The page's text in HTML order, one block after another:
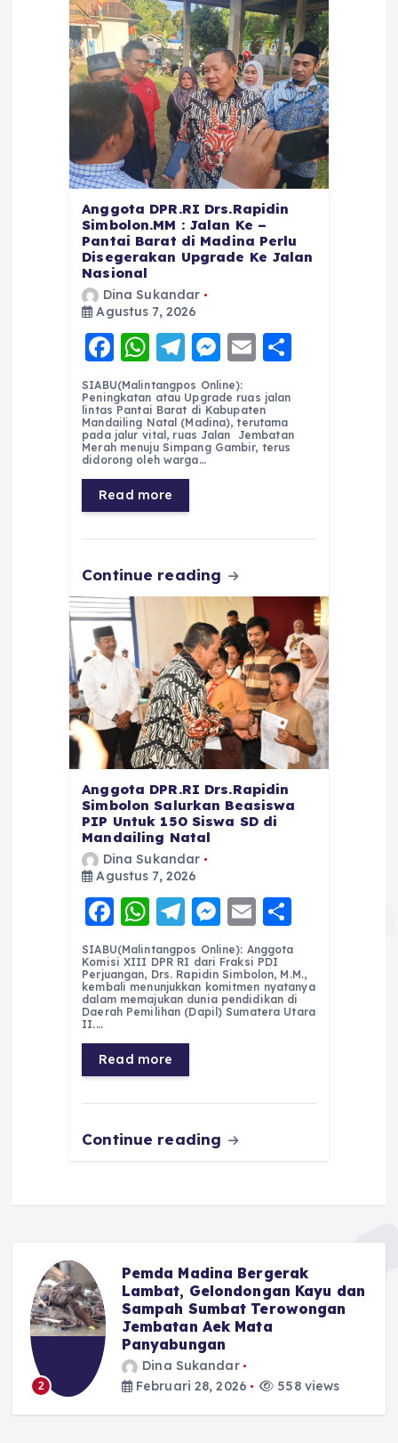
Anggota DPR.RI Drs.Rapidin
Simbolon.MM : Jalan Ke –
Pantai Barat di Madina Perlu
Disegerakan Upgrade Ke Jalan
Nasional
Dina Sukandar
Agustus 7, 2026
F
a
c
e
b
o
o
k
W
h
a
ts
A
p
p
T
el
e
g
r
a
m
M
e
ss
e
n
E
ai
l
re
SIABU(Malintangpos Online):
Peningkatan atau Upgrade ruas jalan
lintas Pantai Barat di Kabupaten
Mandailing Natal (Madina), terutama
pada jalur vital, ruas Jalan Jembatan
Merah menuju Simpang Gambir, terus
didorong oleh warga…
Read more
Continue reading
Anggota DPR.RI Drs.Rapidin
Simbolon Salurkan Beasiswa
PIP Untuk 150 Siswa SD di
Mandailing Natal
Dina Sukandar
Agustus 7, 2026
F
a
c
e
b
o
o
k
W
h
a
ts
A
p
p
T
el
e
g
r
a
m
M
e
ss
e
n
E
m
ai
l
h
a
re
SIABU(Malintangpos Online): Anggota
Komisi XIII DPR RI dari Fraksi PDI
Perjuangan, Drs. Rapidin Simbolon, M.M.,
kembali menunjukkan komitmen nyatanya
dalam memajukan dunia pendidikan di
Daerah Pemilihan (Dapil) Sumatera Utara
II.…
Read more
Continue reading
Pemda Madina Bergerak
Lambat, Gelondongan Kayu dan
Sampah Sumbat Terowongan
Jembatan Aek Mata
Panyabungan
Dina Sukandar
Februari 28, 2026
558 views